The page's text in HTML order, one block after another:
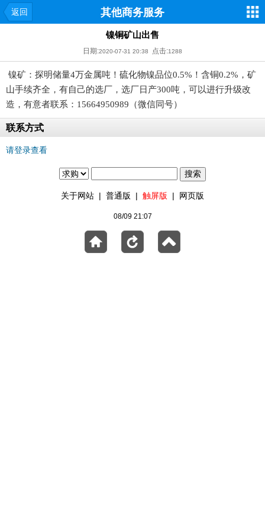
返回 其他商务服务
镍铜矿山出售
日期:2020-07-31 20:38 点击:1288
镍矿：探明储量4万金属吨！硫化物镍品位0.5%！含铜0.2%，矿
山手续齐全，有自己的选厂，选厂日产300吨，可以进行升级改
造，有意者联系：15664950989（微信同号）
联系方式
请登录查看
关于网站 | 普通版 | 触屏版 | 网页版
08/09 21:07